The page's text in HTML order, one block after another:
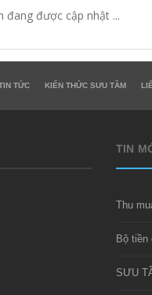
đang được cập nhật ...
TỨC KIẾN THỨC SƯU TẦM
TIN